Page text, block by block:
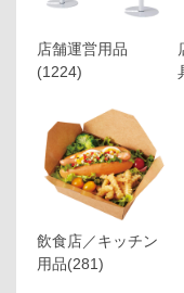
店舗運営用品
(1224)
飲食店／キッチン
用品(281)